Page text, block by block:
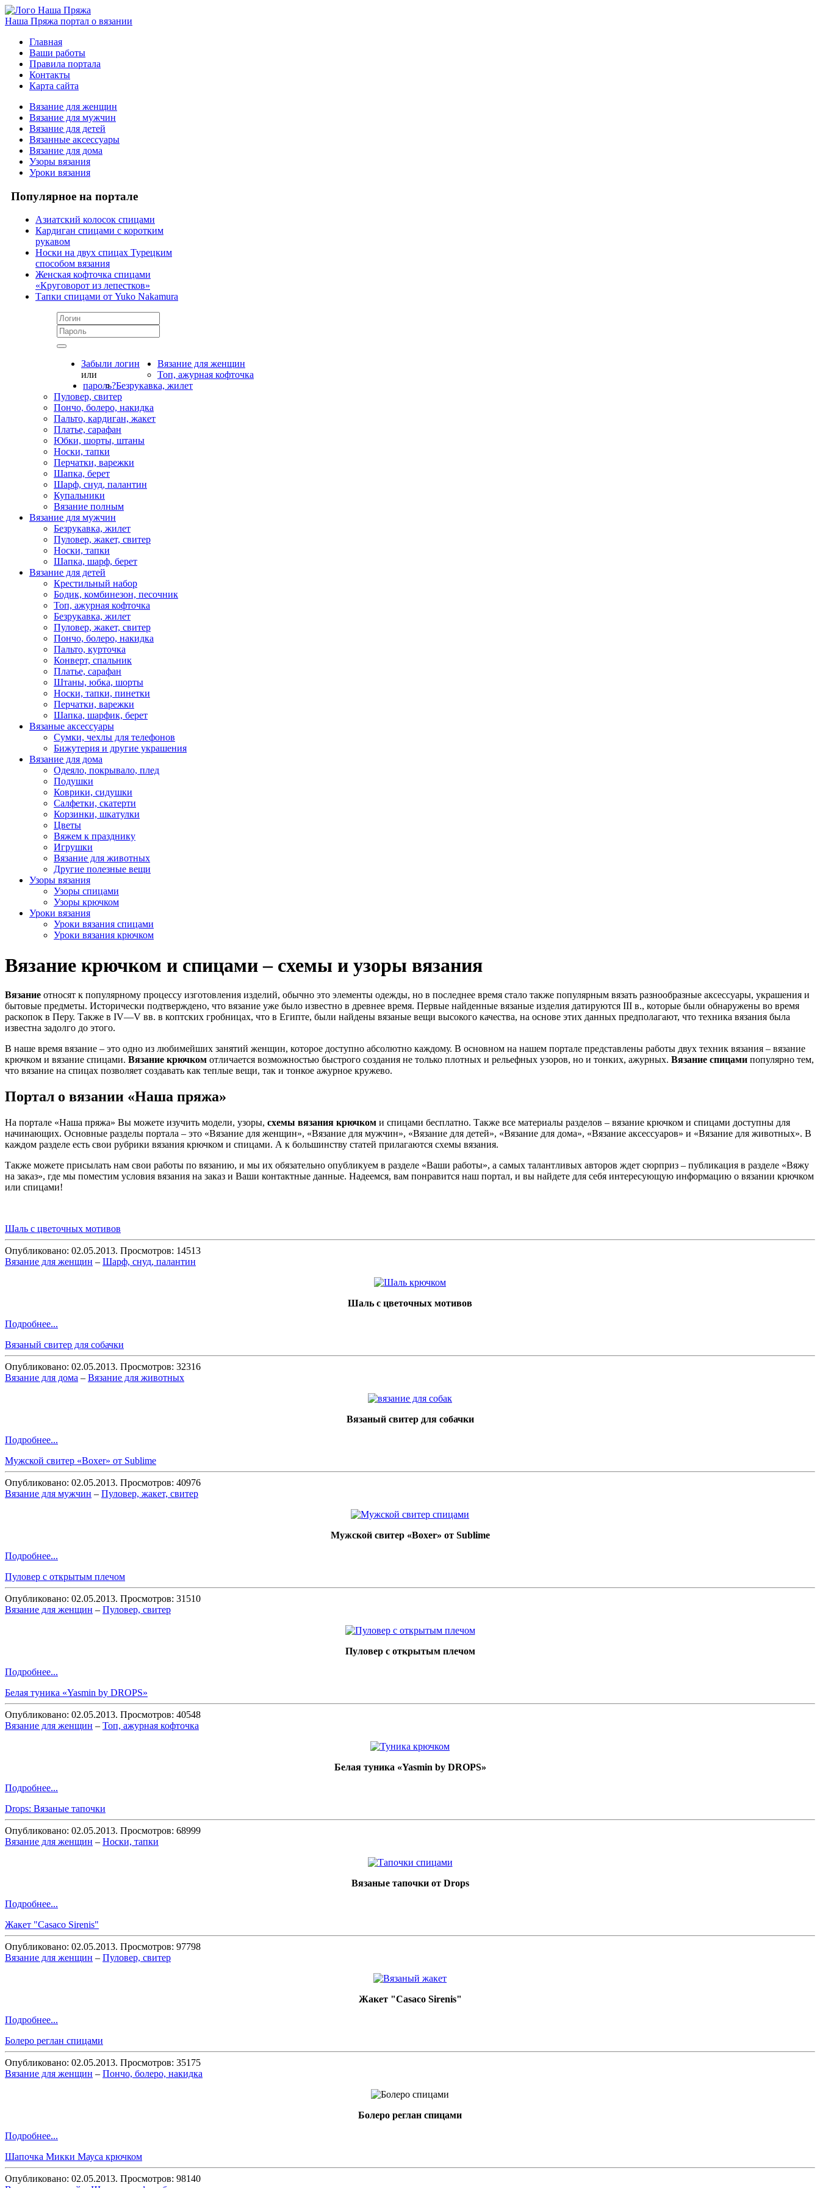
Наша Пряжа портал о вязании
Главная
Ваши работы
Правила портала
Контакты
Карта сайта
Вязание для женщин
Вязание для мужчин
Вязание для детей
Вязанные аксессуары
Вязание для дома
Узоры вязания
Уроки вязания
Популярное на портале
Азиатский колосок спицами
Кардиган спицами с коротким
рукавом
Носки на двух спицах Турецким
способом вязания
Женская кофточка спицами
«Круговорот из лепестков»
Тапки спицами от Yuko Nakamura
Забыли логин
или
пароль?
Вязание для женщин
Топ, ажурная кофточка
Безрукавка, жилет
Пуловер, свитер
Пончо, болеро, накидка
Пальто, кардиган, жакет
Платье, сарафан
Юбки, шорты, штаны
Носки, тапки
Перчатки, варежки
Шапка, берет
Шарф, снуд, палантин
Купальники
Вязание полным
Вязание для мужчин
Безрукавка, жилет
Пуловер, жакет, свитер
Носки, тапки
Шапка, шарф, берет
Вязание для детей
Крестильный набор
Бодик, комбинезон, песочник
Топ, ажурная кофточка
Безрукавка, жилет
Пуловер, жакет, свитер
Пончо, болеро, накидка
Пальто, курточка
Конверт, спальник
Платье, сарафан
Штаны, юбка, шорты
Носки, тапки, пинетки
Перчатки, варежки
Шапка, шарфик, берет
Вязаные аксессуары
Сумки, чехлы для телефонов
Бижутерия и другие украшения
Вязание для дома
Одеяло, покрывало, плед
Подушки
Коврики, сидушки
Салфетки, скатерти
Корзинки, шкатулки
Цветы
Вяжем к празднику
Игрушки
Вязание для животных
Другие полезные вещи
Узоры вязания
Узоры спицами
Узоры крючком
Уроки вязания
Уроки вязания спицами
Уроки вязания крючком
Вязание крючком и спицами – схемы и узоры вязания
Вязание относят к популярному процессу изготовления изделий, обычно это элементы одежды, но в последнее время стало также популярным вязать разнообразные аксессуары, украшения и
бытовые предметы. Исторически подтверждено, что вязание уже было известно в древнее время. Первые найденные вязаные изделия датируются III в., которые были обнаружены во время
раскопок в Перу. Также в IV—V вв. в коптских гробницах, что в Египте, были найдены вязаные вещи высокого качества, на основе этих данных предполагают, что техника вязания была
известна задолго до этого.
В наше время вязание – это одно из любимейших занятий женщин, которое доступно абсолютно каждому. В основном на нашем портале представлены работы двух техник вязания – вязание
крючком и вязание спицами. Вязание крючком отличается возможностью быстрого создания не только плотных и рельефных узоров, но и тонких, ажурных. Вязание спицами популярно тем,
что вязание на спицах позволяет создавать как теплые вещи, так и тонкое ажурное кружево.
Портал о вязании «Наша пряжа»
На портале «Наша пряжа» Вы можете изучить модели, узоры, схемы вязания крючком и спицами бесплатно. Также все материалы разделов – вязание крючком и спицами доступны для
начинающих. Основные разделы портала – это «Вязание для женщин», «Вязание для мужчин», «Вязание для детей», «Вязание для дома», «Вязание аксессуаров» и «Вязание для животных». В
каждом разделе есть свои рубрики вязания крючком и спицами. А к большинству статей прилагаются схемы вязания.
Также можете присылать нам свои работы по вязанию, и мы их обязательно опубликуем в разделе «Ваши работы», а самых талантливых авторов ждет сюрприз – публикация в разделе «Вяжу
на заказ», где мы поместим условия вязания на заказ и Ваши контактные данные. Надеемся, вам понравится наш портал, и вы найдете для себя интересующую информацию о вязании крючком
или спицами!
Шаль с цветочных мотивов
Опубликовано: 02.05.2013. Просмотров: 14513
Вязание для женщин – Шарф, снуд, палантин
Шаль с цветочных мотивов
Подробнее...
Вязаный свитер для собачки
Опубликовано: 02.05.2013. Просмотров: 32316
Вязание для дома – Вязание для животных
Вязаный свитер для собачки
Подробнее...
Мужской свитер «Boxer» от Sublime
Опубликовано: 02.05.2013. Просмотров: 40976
Вязание для мужчин – Пуловер, жакет, свитер
Мужской свитер «Boxer» от Sublime
Подробнее...
Пуловер с открытым плечом
Опубликовано: 02.05.2013. Просмотров: 31510
Вязание для женщин – Пуловер, свитер
Пуловер с открытым плечом
Подробнее...
Белая туника «Yasmin by DROPS»
Опубликовано: 02.05.2013. Просмотров: 40548
Вязание для женщин – Топ, ажурная кофточка
Белая туника «Yasmin by DROPS»
Подробнее...
Drops: Вязаные тапочки
Опубликовано: 02.05.2013. Просмотров: 68999
Вязание для женщин – Носки, тапки
Вязаные тапочки от Drops
Подробнее...
Жакет "Casaco Sirenis"
Опубликовано: 02.05.2013. Просмотров: 97798
Вязание для женщин – Пуловер, свитер
Жакет "Casaco Sirenis"
Подробнее...
Болеро реглан спицами
Опубликовано: 02.05.2013. Просмотров: 35175
Вязание для женщин – Пончо, болеро, накидка
Болеро реглан спицами
Подробнее...
Шапочка Микки Мауса крючком
Опубликовано: 02.05.2013. Просмотров: 98140